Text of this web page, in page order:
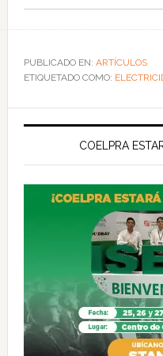
PUBLICADO EN: ARTÍCULOS
ETIQUETADO COMO:
COELPRA